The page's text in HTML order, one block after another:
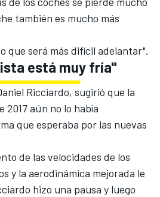
también es mucho más
que será más difícil adelantar".
está muy fría"
Ricciardo, sugirió que la
2017 aún no lo había
que esperaba por las nuevas
de las velocidades de los
y la aerodinámica mejorada le
hizo una pausa y luego